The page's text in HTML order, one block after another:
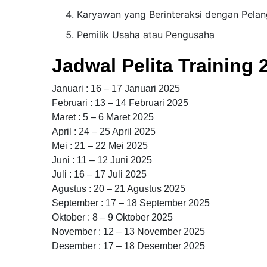
Karyawan yang Berinteraksi dengan
Pemilik Usaha atau Pengusaha
Jadwal Pelita Training
Januari : 16 – 17 Januari 2025
Februari : 13 – 14 Februari 2025
Maret : 5 – 6 Maret 2025
April : 24 – 25 April 2025
Mei : 21 – 22 Mei 2025
Juni : 11 – 12 Juni 2025
Juli : 16 – 17 Juli 2025
Agustus : 20 – 21 Agustus 2025
September : 17 – 18 September 2025
Oktober : 8 – 9 Oktober 2025
November : 12 – 13 November 2025
Desember : 17 – 18 Desember 2025